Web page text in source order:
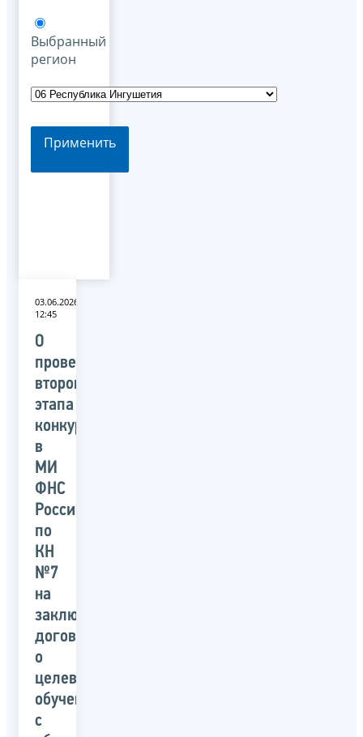
Выбранный
регион
Применить
03.06.2026
12:45
О
проведении
второго
этапа
конкурса
в
МИ
ФНС
России
по
КН
№7
на
заключение
договора
о
целевом
обучении
с